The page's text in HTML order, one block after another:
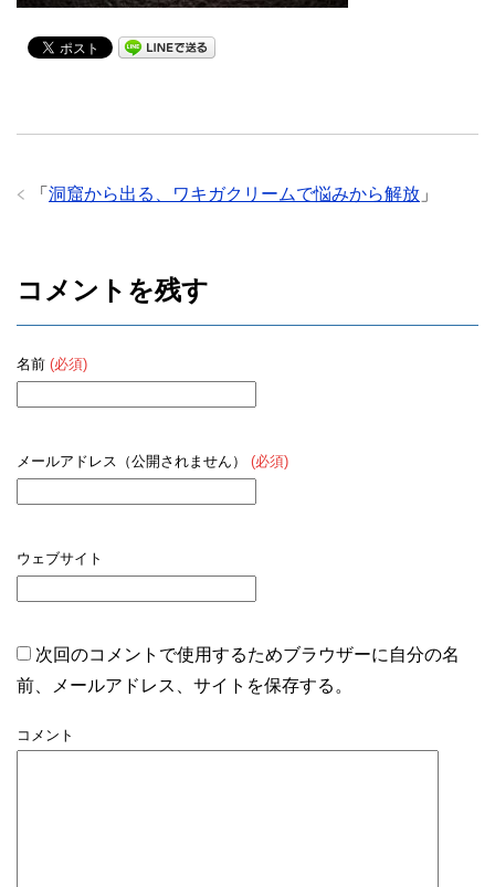
「 洞窟から出る、ワキガクリームで悩みから解放 」
コメントを残す
名前 (必須)
メールアドレス（公開されません） (必須)
ウェブサイト
次回のコメントで使用するためブラウザーに自分の名
前、メールアドレス、サイトを保存する。
コメント